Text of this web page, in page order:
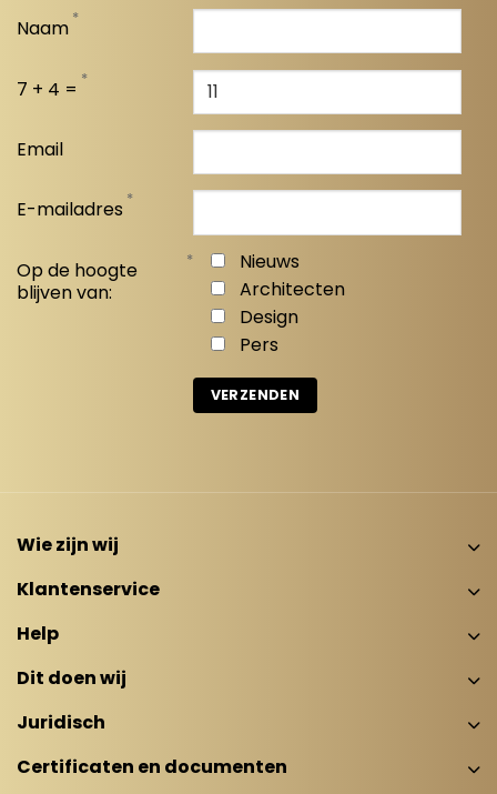
Naam *
7 + 4 = *
Email
E-mailadres *
Op de hoogte
blijven van:
*
Nieuws
Architecten
Design
Pers
Wie zijn wij
Klantenservice
Help
Dit doen wij
Juridisch
Certificaten en documenten